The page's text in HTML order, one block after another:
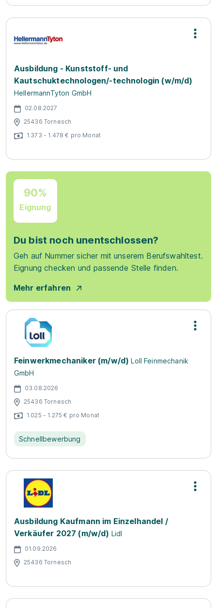
Ausbildung - Kunststoff- und
Kautschuktechnologen/-technologin (w/m/d)
HellermannTyton GmbH
02.08.2027
25436 Tornesch
1.373 - 1.478 € pro Monat
90%
Eignung
Du bist noch unentschlossen?
Geh auf Nummer sicher mit unserem Berufswahltest.
Eignung checken und passende Stelle finden.
Mehr erfahren
Feinwerkmechaniker (m/w/d) Loll Feinmechanik
GmbH
03.08.2026
25436 Tornesch
1.025 - 1.275 € pro Monat
Schnellbewerbung
Ausbildung Kaufmann im Einzelhandel /
Verkäufer 2027 (m/w/d) Lidl
01.09.2026
25436 Tornesch